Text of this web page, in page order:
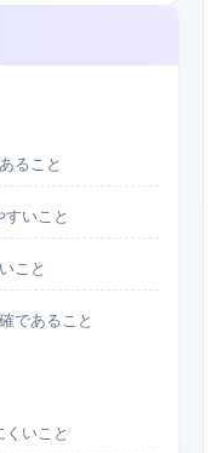
ること
すいこと
こと
であること
くいこと